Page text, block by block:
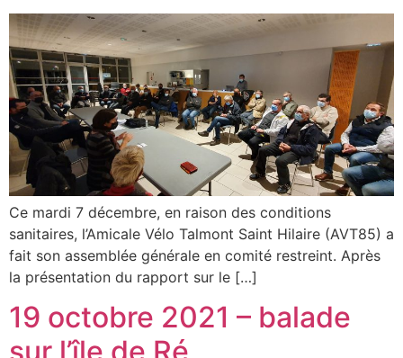
Ce mardi 7 décembre, en raison des conditions
sanitaires, l’Amicale Vélo Talmont Saint Hilaire (AVT85) a
fait son assemblée générale en comité restreint. Après
la présentation du rapport sur le […]
19 octobre 2021 – balade